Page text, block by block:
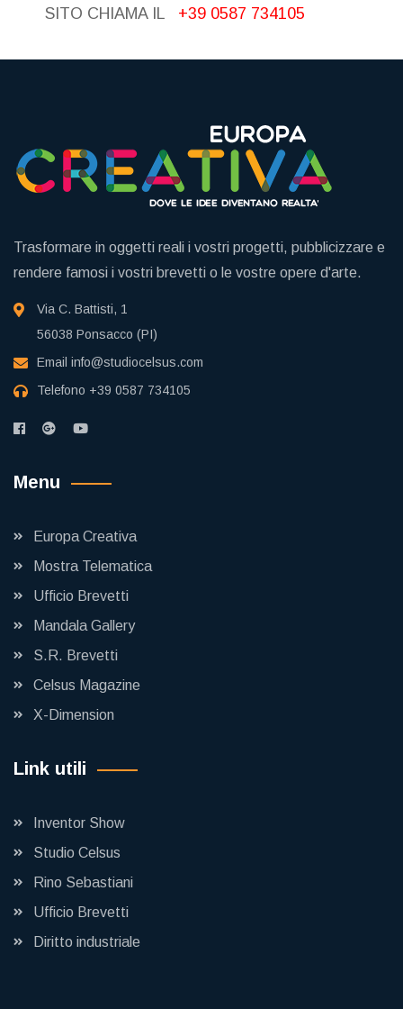
SITO CHIAMA IL
+39 0587 734105
Trasformare in oggetti reali i vostri progetti, pubblicizzare e
rendere famosi i vostri brevetti o le vostre opere d'arte.
Via C. Battisti, 1
56038 Ponsacco (PI)
Email info@studiocelsus.com
Telefono +39 0587 734105
Menu
Europa Creativa
Mostra Telematica
Ufficio Brevetti
Mandala Gallery
S.R. Brevetti
Celsus Magazine
X-Dimension
Link utili
Inventor Show
Studio Celsus
Rino Sebastiani
Ufficio Brevetti
Diritto industriale